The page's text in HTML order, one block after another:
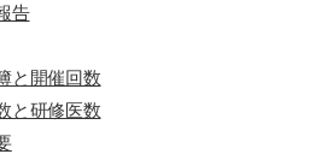
告
と開催回数
と研修医数